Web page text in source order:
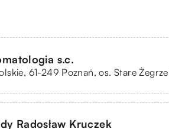
s.c.
61-249 Poznań, os. Stare
Radosław Kruczek